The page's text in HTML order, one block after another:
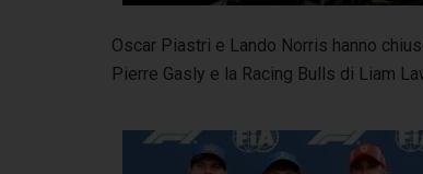
Oscar Piastri e Lando Norris hanno
Pierre Gasly e la Racing Bulls di Liam